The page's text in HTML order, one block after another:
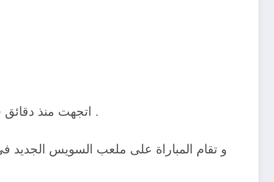
اتجهت منذ دقائق قليلة حافلة الفريق الأول بالنادي الاسماعيلي إلى مدينة السويس استعدادًا لملاقاة نادي لاڤيينا إف سي بدور الـ32 من كأس مصر .
و تقام المباراة على ملعب السويس الجديد